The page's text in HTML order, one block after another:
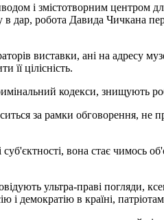
і змістотворним центром
дар, робота Давида Чичкана
виставки, ані на
її цілісність.
кодекси, знищують
за рамки обговорення,
вона стає
ультра-праві
демократію в країні,